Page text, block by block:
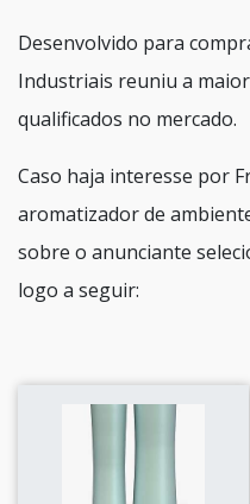
Desenvolvido para
Industriais reuniu a
qualificados no mercado.
Caso haja interesse por
aromatizador de
sobre o anunciante
logo a seguir: